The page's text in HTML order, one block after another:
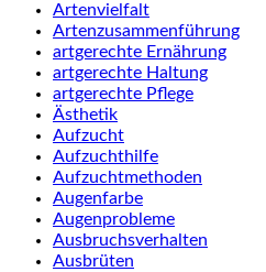
Artenvielfalt
Artenzusammenführung
artgerechte Ernährung
artgerechte Haltung
artgerechte Pflege
Ästhetik
Aufzucht
Aufzuchthilfe
Aufzuchtmethoden
Augenfarbe
Augenprobleme
Ausbruchsverhalten
Ausbrüten